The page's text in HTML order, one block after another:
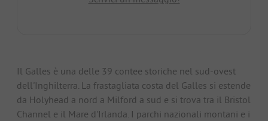
Il Galles è una delle 39 contee storiche nel sud-ovest
dell'Inghilterra. La frastagliata costa del Galles si estende
da Holyhead a nord a Milford a sud e si trova tra il Bristol
Channel e il Mare d'Irlanda. I parchi nazionali montani e i